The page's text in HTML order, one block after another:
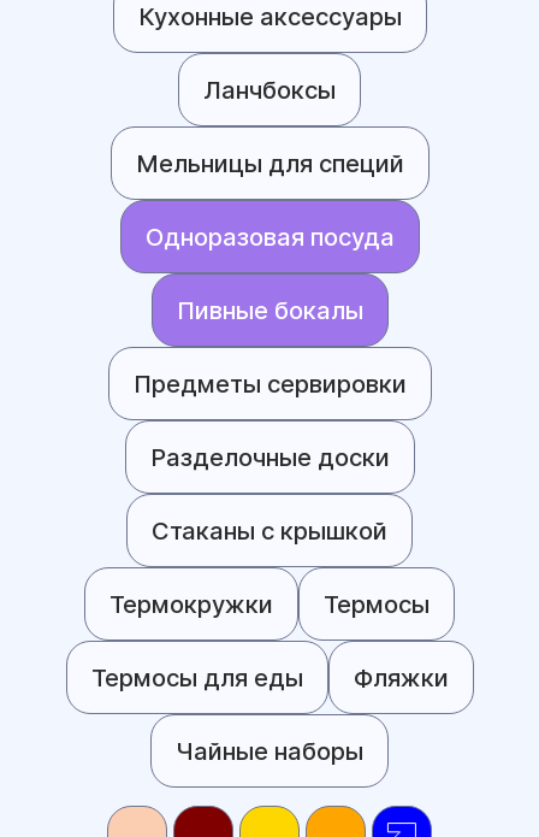
Кухонные аксессуары
Ланчбоксы
Мельницы для специй
Одноразовая посуда
Пивные бокалы
Предметы сервировки
Разделочные доски
Стаканы с крышкой
Термокружки Термосы
Термосы для еды Фляжки
Чайные наборы